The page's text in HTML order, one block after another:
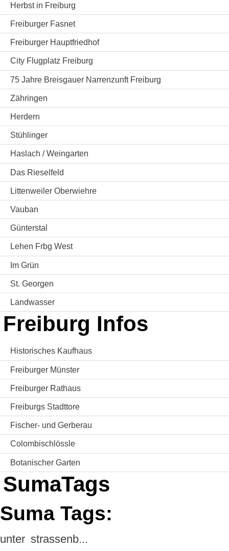
Herbst in Freiburg
Freiburger Fasnet
Freiburger Hauptfriedhof
City Flugplatz Freiburg
75 Jahre Breisgauer Narrenzunft Freiburg
Zähringen
Herdern
Stühlinger
Haslach / Weingarten
Das Rieselfeld
Littenweiler Oberwiehre
Vauban
Günterstal
Lehen Frbg West
Im Grün
St. Georgen
Landwasser
Freiburg Infos
Historisches Kaufhaus
Freiburger Münster
Freiburger Rathaus
Freiburgs Stadttore
Fischer- und Gerberau
Colombischlössle
Botanischer Garten
SumaTags
Suma Tags:
unter strassenb...